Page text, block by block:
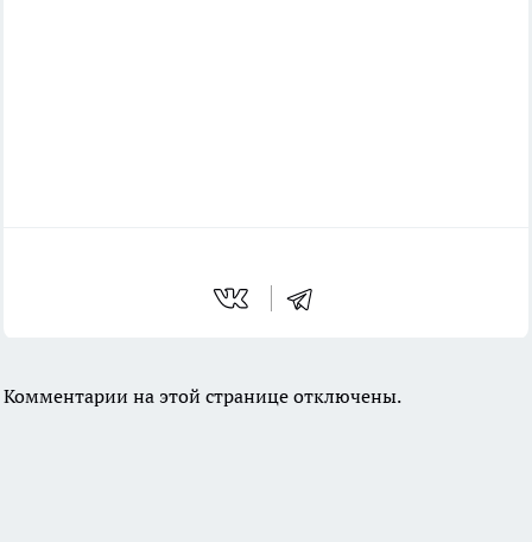
Комментарии на этой странице отключены.